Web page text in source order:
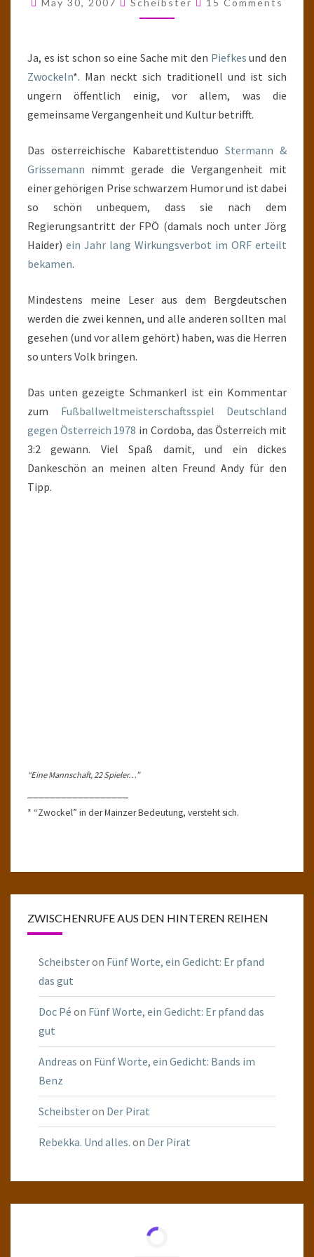
CORDOBA!
May 30, 2007 Scheibster 15 Comments
Ja, es ist schon so eine Sache mit den Piefkes und den
Zwockeln*. Man neckt sich traditionell und ist sich
ungern öffentlich einig, vor allem, was die
gemeinsame Vergangenheit und Kultur betrifft.
Das österreichische Kabarettistenduo Stermann &
Grissemann nimmt gerade die Vergangenheit mit
einer gehörigen Prise schwarzem Humor und ist dabei
so schön unbequem, dass sie nach dem
Regierungsantritt der FPÖ (damals noch unter Jörg
Haider) ein Jahr lang Wirkungsverbot im ORF erteilt
bekamen.
Mindestens meine Leser aus dem Bergdeutschen
werden die zwei kennen, und alle anderen sollten mal
gesehen (und vor allem gehört) haben, was die Herren
so unters Volk bringen.
Das unten gezeigte Schmankerl ist ein Kommentar
zum Fußballweltmeisterschaftsspiel Deutschland
gegen Österreich 1978 in Cordoba, das Österreich mit
3:2 gewann. Viel Spaß damit, und ein dickes
Dankeschön an meinen alten Freund Andy für den
Tipp.
“Eine Mannschaft, 22 Spieler…”
* “Zwockel” in der Mainzer Bedeutung, versteht sich.
ZWISCHENRUFE AUS DEN HINTEREN REIHEN
Scheibsteron Fünf Worte, ein Gedicht: Er pfand
das gut
Doc Pé on Fünf Worte, ein Gedicht: Er pfand das
gut
Andreas on Fünf Worte, ein Gedicht: Bands im
Benz
Scheibsteron Der Pirat
Rebekka. Und alles. on Der Pirat